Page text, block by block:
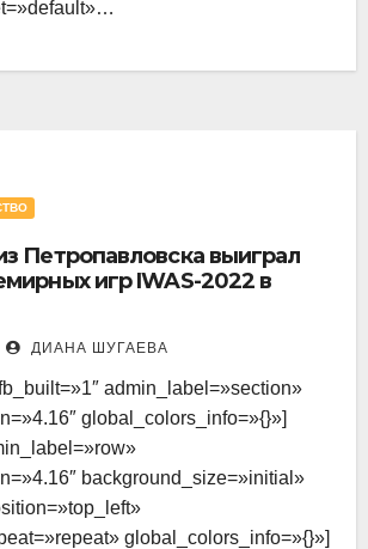
Петропавловска выиграл
игр IWAS-2022 в
ДИАНА ШУГАЕВА
admin_label=»section»
global_colors_info=»{}»]
background_size=»initial»
global_colors_info=»{}»]